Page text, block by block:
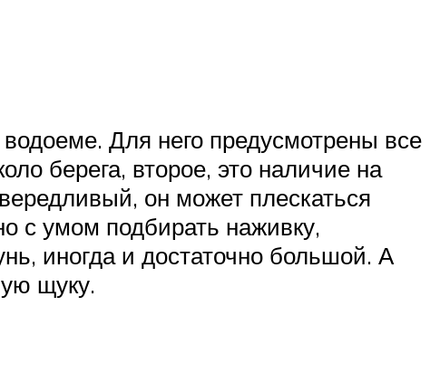
Для него предусмотрены все
берега, второе, это наличие на
он может плескаться
с умом подбирать наживку,
иногда и достаточно большой. А
щуку.